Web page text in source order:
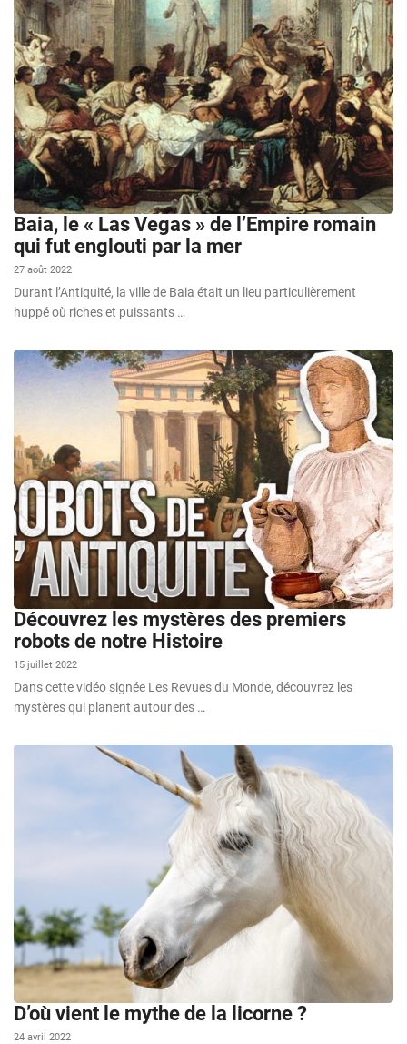
Baia, le « Las Vegas » de l’Empire romain
qui fut englouti par la mer
27 août 2022
Durant l’Antiquité, la ville de Baia était un lieu particulièrement
huppé où riches et puissants …
Découvrez les mystères des premiers
robots de notre Histoire
15 juillet 2022
Dans cette vidéo signée Les Revues du Monde, découvrez les
mystères qui planent autour des …
D’où vient le mythe de la licorne ?
24 avril 2022